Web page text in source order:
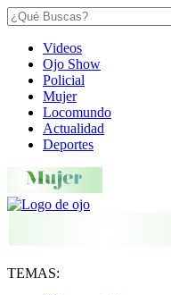
Videos
Ojo Show
Policial
Mujer
Locomundo
Actualidad
Deportes
TEMAS: